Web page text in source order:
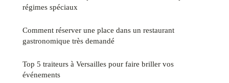
régimes spéciaux
Comment réserver une place dans un restaurant
gastronomique très demandé
Top 5 traiteurs à Versailles pour faire briller vos
événements